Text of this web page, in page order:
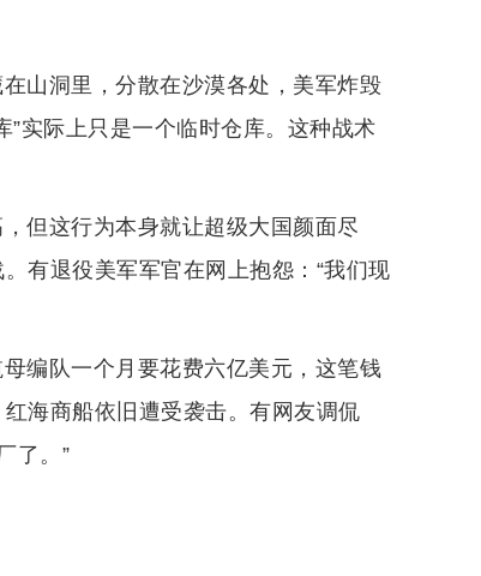
山洞里，分散在沙漠各处，美军炸毁
实际上只是一个临时仓库。这种战术
但这行为本身就让超级大国颜面尽
有退役美军军官在网上抱怨：“我们现
编队一个月要花费六亿美元，这笔钱
海商船依旧遭受袭击。有网友调侃
了。”